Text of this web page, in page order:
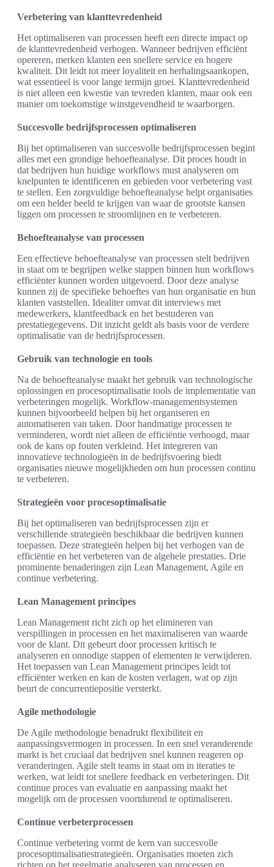
Verbetering van klanttevredenheid
Het optimaliseren van processen heeft een directe impact op
de klanttevredenheid verhogen. Wanneer bedrijven efficiënt
opereren, merken klanten een snellere service en hogere
kwaliteit. Dit leidt tot meer loyaliteit en herhalingsaankopen,
wat essentieel is voor lange termijn groei. Klanttevredenheid
is niet alleen een kwestie van tevreden klanten, maar ook een
manier om toekomstige winstgevendheid te waarborgen.
Succesvolle bedrijfsprocessen optimaliseren
Bij het optimaliseren van succesvolle bedrijfsprocessen begint
alles met een grondige behoefteanalyse. Dit proces houdt in
dat bedrijven hun huidige workflows must analyseren om
knelpunten te identificeren en gebieden voor verbetering vast
te stellen. Een zorgvuldige behoefteanalyse helpt organisaties
om een helder beeld te krijgen van waar de grootste kansen
liggen om processen te stroomlijnen en te verbeteren.
Behoefteanalyse van processen
Een effectieve behoefteanalyse van processen stelt bedrijven
in staat om te begrijpen welke stappen binnen hun workflows
efficiënter kunnen worden uitgevoerd. Door deze analyse
kunnen zij de specifieke behoeftes van hun organisatie en hun
klanten vaststellen. Idealiter omvat dit interviews met
medewerkers, klantfeedback en het bestuderen van
prestatiegegevens. Dit inzicht geldt als basis voor de verdere
optimalisatie van de bedrijfsprocessen.
Gebruik van technologie en tools
Na de behoefteanalyse maakt het gebruik van technologische
oplossingen en procesoptimalisatie tools de implementatie van
verbeteringen mogelijk. Workflow-managementsystemen
kunnen bijvoorbeeld helpen bij het organiseren en
automatiseren van taken. Door handmatige processen te
verminderen, wordt niet alleen de efficiëntie verhoogd, maar
ook de kans op fouten verkleind. Het integreren van
innovatieve technologieën in de bedrijfsvoering biedt
organisaties nieuwe mogelijkheden om hun processen continu
te verbeteren.
Strategieën voor procesoptimalisatie
Bij het optimaliseren van bedrijfsprocessen zijn er
verschillende strategieën beschikbaar die bedrijven kunnen
toepassen. Deze strategieën helpen bij het verhogen van de
efficiëntie en het verbeteren van de algehele prestaties. Drie
prominente benaderingen zijn Lean Management, Agile en
continue verbetering.
Lean Management principes
Lean Management richt zich op het elimineren van
verspillingen in processen en het maximaliseren van waarde
voor de klant. Dit gebeurt door processen kritisch te
analyseren en onnodige stappen of elementen te verwijderen.
Het toepassen van Lean Management principes leidt tot
efficiënter werken en kan de kosten verlagen, wat op zijn
beurt de concurrentiepositie versterkt.
Agile methodologie
De Agile methodologie benadrukt flexibiliteit en
aanpassingsvermogen in processen. In een snel veranderende
markt is het cruciaal dat bedrijven snel kunnen reageren op
veranderingen. Agile stelt teams in staat om in iteraties te
werken, wat leidt tot snellere feedback en verbeteringen. Dit
continue proces van evaluatie en aanpassing maakt het
mogelijk om de processen voortdurend te optimaliseren.
Continue verbeterprocessen
Continue verbetering vormt de kern van succesvolle
procesoptimalisatiestrategieën. Organisaties moeten zich